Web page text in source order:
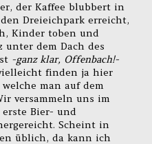
der Kaffee blubbert in
Dreieichpark erreicht,
Kinder toben und
unter dem Dach des
-ganz klar, Offenbach!-
finden ja hier
man auf dem
versammeln uns im
Bier- und
Scheint in
üblich, da kann ich